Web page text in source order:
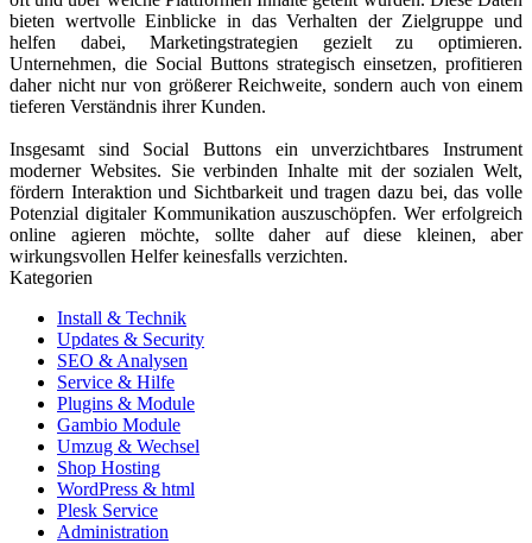
bieten wertvolle Einblicke in das Verhalten der Zielgruppe und
helfen dabei, Marketingstrategien gezielt zu optimieren.
Unternehmen, die Social Buttons strategisch einsetzen, profitieren
daher nicht nur von größerer Reichweite, sondern auch von einem
tieferen Verständnis ihrer Kunden.
Insgesamt sind Social Buttons ein unverzichtbares Instrument
moderner Websites. Sie verbinden Inhalte mit der sozialen Welt,
fördern Interaktion und Sichtbarkeit und tragen dazu bei, das volle
Potenzial digitaler Kommunikation auszuschöpfen. Wer erfolgreich
online agieren möchte, sollte daher auf diese kleinen, aber
wirkungsvollen Helfer keinesfalls verzichten.
Kategorien
Install & Technik
Updates & Security
SEO & Analysen
Service & Hilfe
Plugins & Module
Gambio Module
Umzug & Wechsel
Shop Hosting
WordPress & html
Plesk Service
Administration